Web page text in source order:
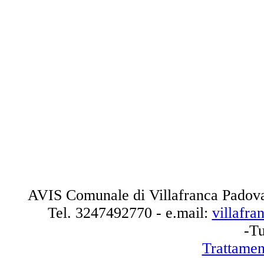
AVIS Comunale di Villafranca
Tel. 3247492770 - e.mail:
-